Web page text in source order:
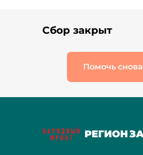
Сбор закрыт
Помочь снова